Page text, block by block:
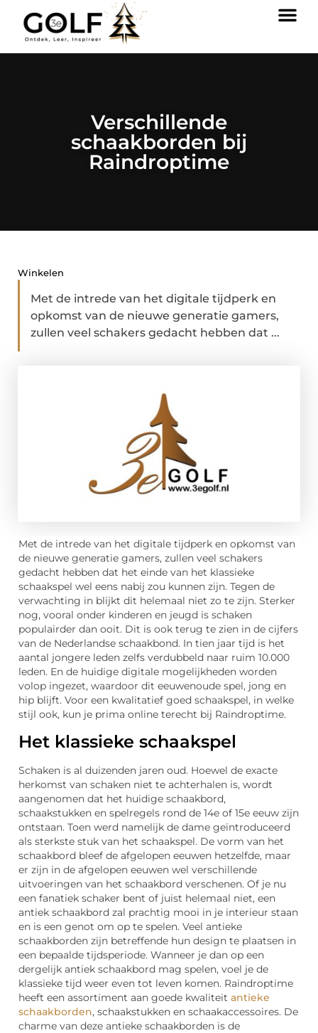
Verschillende
schaakborden bij
Raindroptime
Winkelen
Met de intrede van het digitale tijdperk en
opkomst van de nieuwe generatie gamers,
zullen veel schakers gedacht hebben dat ...
Met de intrede van het digitale tijdperk en opkomst van
de nieuwe generatie gamers, zullen veel schakers
gedacht hebben dat het einde van het klassieke
schaakspel wel eens nabij zou kunnen zijn. Tegen de
verwachting in blijkt dit helemaal niet zo te zijn. Sterker
nog, vooral onder kinderen en jeugd is schaken
populairder dan ooit. Dit is ook terug te zien in de cijfers
van de Nederlandse schaakbond. In tien jaar tijd is het
aantal jongere leden zelfs verdubbeld naar ruim 10.000
leden. En de huidige digitale mogelijkheden worden
volop ingezet, waardoor dit eeuwenoude spel, jong en
hip blijft. Voor een kwalitatief goed schaakspel, in welke
stijl ook, kun je prima online terecht bij Raindroptime.
Het klassieke schaakspel
Schaken is al duizenden jaren oud. Hoewel de exacte
herkomst van schaken niet te achterhalen is, wordt
aangenomen dat het huidige schaakbord,
schaakstukken en spelregels rond de 14e of 15e eeuw zijn
ontstaan. Toen werd namelijk de dame geïntroduceerd
als sterkste stuk van het schaakspel. De vorm van het
schaakbord bleef de afgelopen eeuwen hetzelfde, maar
er zijn in de afgelopen eeuwen wel verschillende
uitvoeringen van het schaakbord verschenen. Of je nu
een fanatiek schaker bent of juist helemaal niet, een
antiek schaakbord zal prachtig mooi in je interieur staan
en is een genot om op te spelen. Veel antieke
schaakborden zijn betreffende hun design te plaatsen in
een bepaalde tijdsperiode. Wanneer je dan op een
dergelijk antiek schaakbord mag spelen, voel je de
klassieke tijd weer even tot leven komen. Raindroptime
heeft een assortiment aan goede kwaliteit antieke
schaakborden, schaakstukken en schaakaccessoires. De
charme van deze antieke schaakborden is de